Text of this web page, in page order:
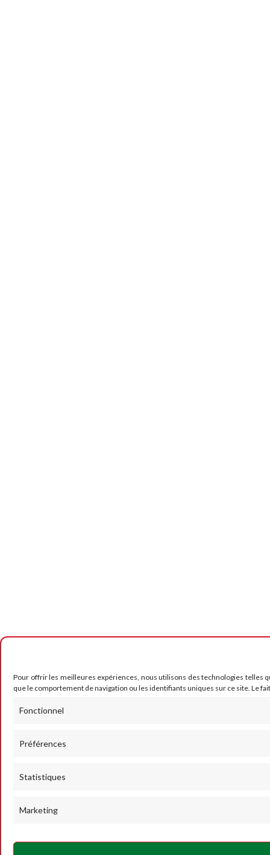
Pour offrir les meilleures expériences, nous utilisons des technologies telles
que le comportement de navigation ou les identifiants uniques sur ce site. Le
Fonctionnel
Préférences
Statistiques
Marketing